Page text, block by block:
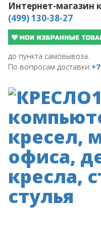
Интернет-магазин
(499) 130-38-27
до пункта самовывоза.
По вопросам доставки: